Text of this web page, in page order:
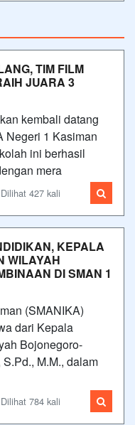
TIM FILM
JUARA 3
kembali datang
Negeri 1 Kasiman
ini berhasil
mera
427 kali
KEPALA
WILAYAH
DI SMAN 1
(SMANIKA)
dari Kepala
Bojonegoro-
M.M., dalam
784 kali